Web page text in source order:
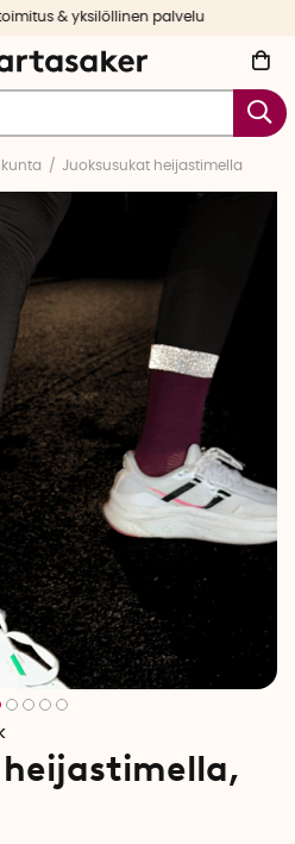
& yksilöllinen palvelu
Juoksusukat heijastimella